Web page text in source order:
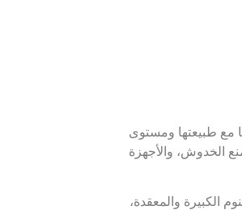
مع طبيعتها ومستوى
الخدوش، والأجهزة
الكبيرة والمعقدة،